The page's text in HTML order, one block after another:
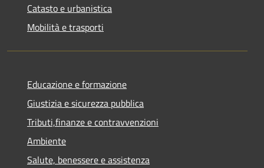
Catasto e urbanistica
Mobilità e trasporti
Educazione e formazione
Giustizia e sicurezza pubblica
Tributi,finanze e contravvenzioni
Ambiente
Salute, benessere e assistenza